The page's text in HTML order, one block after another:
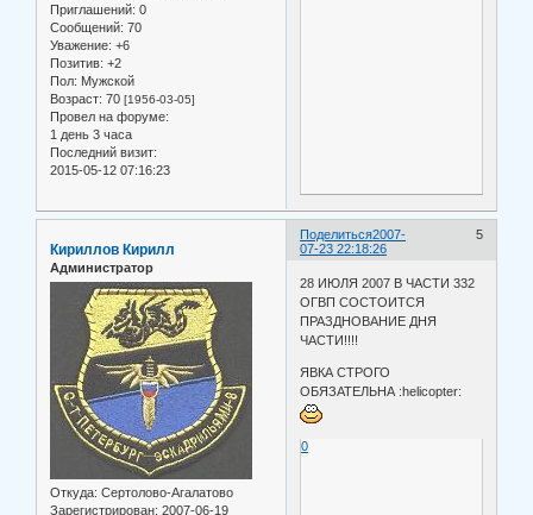
Приглашений: 0
Сообщений: 70
Уважение: +6
Позитив: +2
Пол: Мужской
Возраст: 70 [1956-03-05]
Провел на форуме:
1 день 3 часа
Последний визит:
2015-05-12 07:16:23
Поделиться 5
2007-
07-23 22:18:26
Кириллов Кирилл
Администратор
Откуда: Сертолово-Агалатово
Зарегистрирован: 2007-06-19
28 ИЮЛЯ 2007 В ЧАСТИ 332
ОГВП СОСТОИТСЯ
ПРАЗДНОВАНИЕ ДНЯ
ЧАСТИ!!!!
ЯВКА СТРОГО
ОБЯЗАТЕЛЬНА :helicopter:
0